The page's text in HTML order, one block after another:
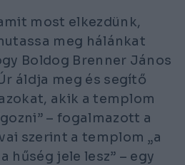
most elkezdünk,
meg hálánkat
Boldog Brenner János
áldja meg és segítő
akik a templom
– fogalmazott a
szerint a templom „a
hűség jele lesz” – egy